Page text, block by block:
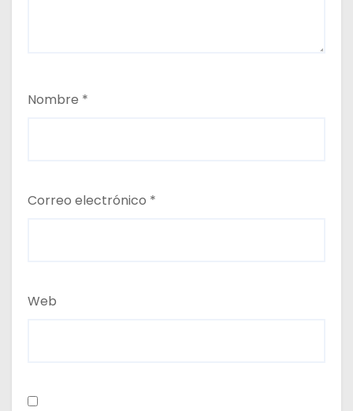
Nombre *
Correo electrónico *
Web